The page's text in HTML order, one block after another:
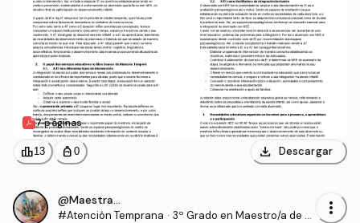
7 páginas
leaderboard13 personal_bag 0 download Descargar
@Maestrasu
#Atención Temprana · 3º Grado en Maestro/a de E
more_vert